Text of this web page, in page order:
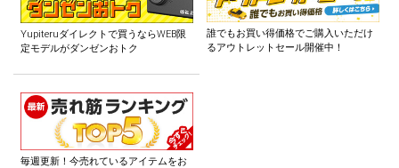
Yupiteruダイレクトで買うならWEB限
定モデルがダンゼンおトク
誰でもお買い得価格でご購入いただけ
るアウトレットセール開催中！
毎週更新！今売れているアイテムをお